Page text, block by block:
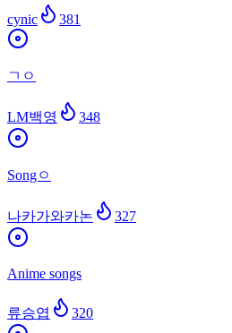
cynic 381
ㄱㅇ
LM백영 348
Songㅇ
나카가와카논 327
Anime songs
류승엽 320